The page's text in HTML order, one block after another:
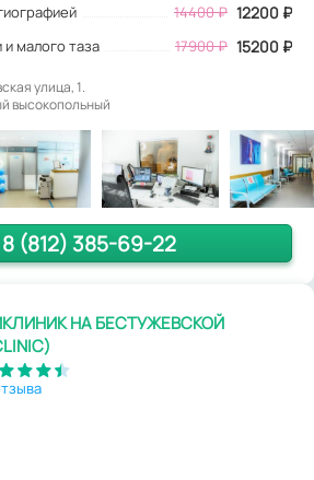
14400 ₽ 12200 ₽
малого таза 17900 ₽ 15200 ₽
улица, 1.
высокопольный
8 (812) 385-69-22
НА БЕСТУЖЕВСКОЙ